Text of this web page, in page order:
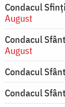
Condacul
August
Condacul
August
Condacul
Condacul